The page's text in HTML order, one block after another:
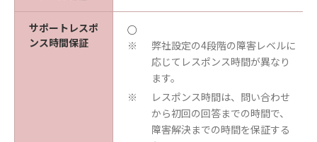
サポートレスポ
ンス時間保証
○
※
弊社設定の4段階の障害レベルに
応じてレスポンス時間が異なり
ます。
※
レスポンス時間は、問い合わせ
から初回の回答までの時間で、
障害解決までの時間を保証する